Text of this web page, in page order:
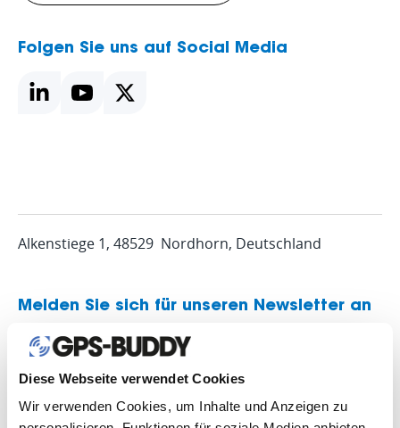
Diese Webseite verwendet Cookies
Wir verwenden Cookies, um Inhalte und Anzeigen zu
Alkenstiege 1, 48529 Nordhorn, Deutschland
Melden Sie sich für unseren Newsletter an
Folgen Sie uns auf Social Media